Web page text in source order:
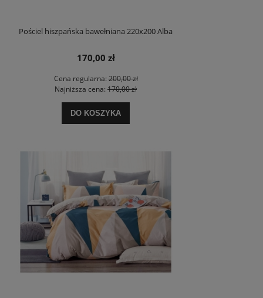
Pościel hiszpańska bawełniana 220x200 Alba
170,00 zł
Cena regularna:200,00 zł
Najniższa cena: 170,00 zł
DO KOSZYKA